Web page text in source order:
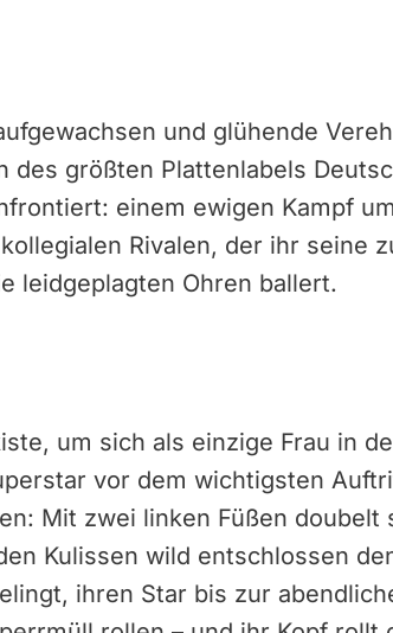
und glühende
des größten Plattenlabels
einem ewigen Kampf
Rivalen, der ihr seine
leidgeplagten Ohren ballert.
um sich als einzige Frau in
vor dem wichtigsten
Mit zwei linken Füßen doubelt
Kulissen wild entschlossen
ihren Star bis zur